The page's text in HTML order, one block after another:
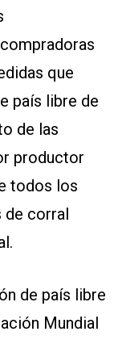
que
país libre de
de las
productor
todos los
de corral
de país libre
Mundial